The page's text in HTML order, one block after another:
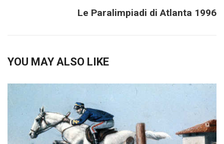
Le Paralimpiadi di Atlanta 1996
YOU MAY ALSO LIKE